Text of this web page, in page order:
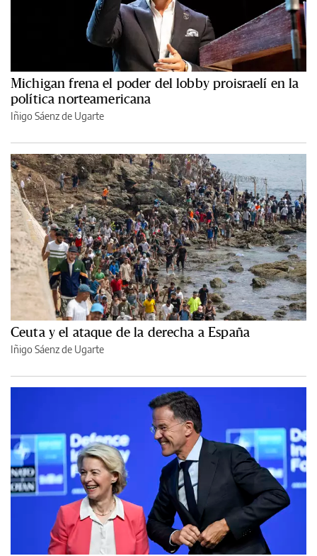
Michigan frena el poder del lobby proisraelí en la
política norteamericana
Iñigo Sáenz de Ugarte
Ceuta y el ataque de la derecha a España
Iñigo Sáenz de Ugarte